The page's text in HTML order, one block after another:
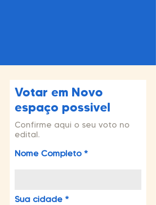
Votar em Novo
espaço possivel
Confirme aqui o seu voto no
edital.
Nome Completo
Sua cidade